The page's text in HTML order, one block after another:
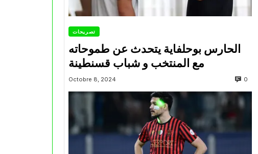
تصريحات
الحارس بوحلفاية يتحدث عن طموحاته
مع المنتخب و شباب قسنطينة
Octobre 8, 2024 0